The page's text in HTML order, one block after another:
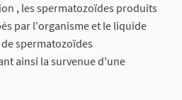
, les spermatozoïdes produits
par l'organisme et le liquide
spermatozoïdes
ainsi la survenue d'une